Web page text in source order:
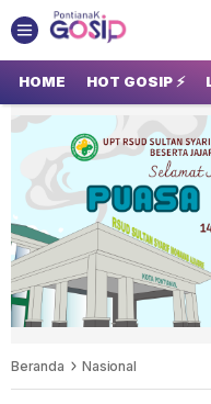
GOSIP PONTIANAK
Tempatnya Gosip
HOME HOT GOSIP ⚡
Beranda Nasional